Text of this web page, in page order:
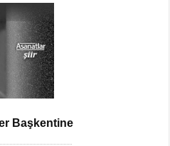
Başkentine